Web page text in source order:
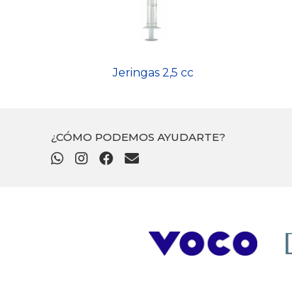
Jeringas 2,5 cc
¿CÓMO PODEMOS AYUDARTE?